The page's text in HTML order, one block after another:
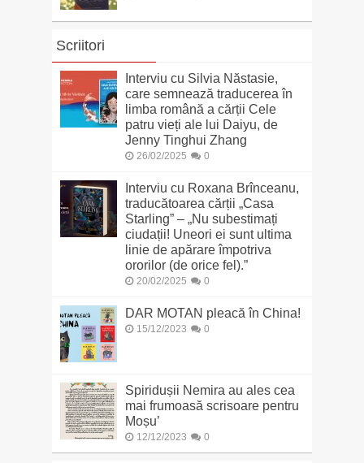
Scriitori
Interviu cu Silvia Năstasie,
care semnează traducerea în
limba română a cărții Cele
patru vieți ale lui Daiyu, de
Jenny Tinghui Zhang
26/02/2025 0
Interviu cu Roxana Brînceanu,
traducătoarea cărții „Casa
Starling” – „Nu subestimați
ciudații! Uneori ei sunt ultima
linie de apărare împotriva
ororilor (de orice fel).”
20/02/2025 0
DAR MOTAN pleacă în China!
15/12/2023 0
Spiridușii Nemira au ales cea
mai frumoasă scrisoare pentru
Moșu’
12/12/2023 0